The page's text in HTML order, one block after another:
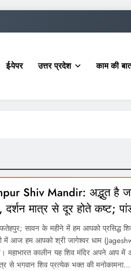
ई-पेपर उत्तर प्रदेश काम की
Shiv Mandir: अद्भुत है
दर्शन मात्र से दूर होते कष्ट;
सावन के महीने में हम आपको प्रसिद्ध
में आज हम आपको श्री जागेश्वर धाम
महाभारत कालीन यह शिव मंदिर अपने आप
से भगवान शिव प्रत्येक भक्त की मनोकामना…